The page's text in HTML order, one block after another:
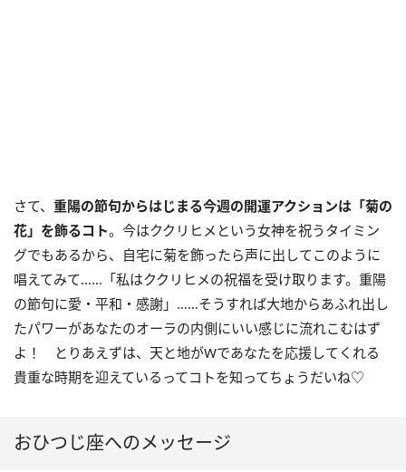
さて、 重陽の節句からはじまる今週の開運アクションは「菊の
花」を飾るコト。今はククリヒメという女神を祝うタイミン
グでもあるから、自宅に菊を飾ったら声に出してこのように
唱えてみて……「私はククリヒメの祝福を受け取ります。重陽
の節句に愛・平和・感謝」……そうすれば大地からあふれ出し
たパワーがあなたのオーラの内側にいい感じに流れこむはず
よ！ とりあえずは、天と地がWであなたを応援してくれる
貴重な時期を迎えているってコトを知ってちょうだいね♡
おひつじ座へのメッセージ